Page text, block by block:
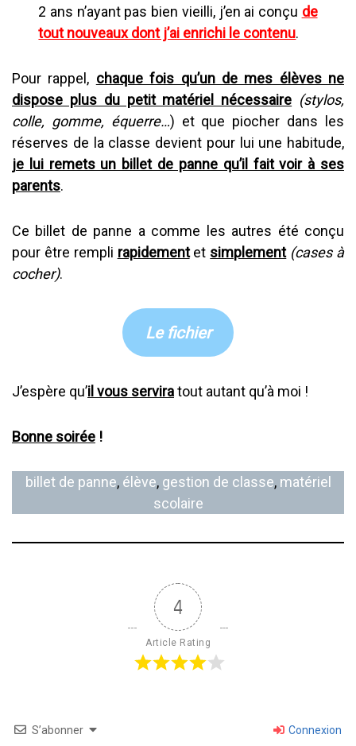
2 ans n’ayant pas bien vieilli, j’en ai conçu de
tout nouveaux dont j’ai enrichi le contenu.
Pour rappel, chaque fois qu’un de mes élèves ne
dispose plus du petit matériel nécessaire (stylos,
colle, gomme, équerre…) et que piocher dans les
réserves de la classe devient pour lui une habitude,
je lui remets un billet de panne qu’il fait voir à ses
parents.
Ce billet de panne a comme les autres été conçu
pour être rempli rapidementet simplement (cases à
cocher).
Le fichier
J’espère qu’il vous serviratout autant qu’à moi !
Bonne soirée !
billet de panne, élève, gestion de classe, matériel
scolaire
4
Article Rating
S’abonner Connexion